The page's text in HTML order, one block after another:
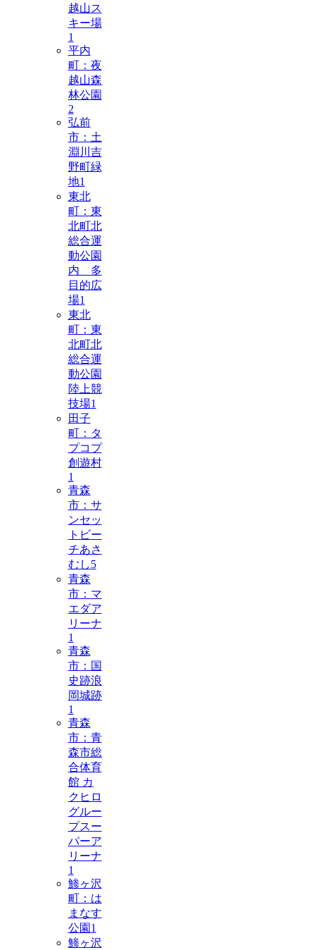
越山ス
キー場
1
平内
町：夜
越山森
林公園
2
弘前
市：土
淵川吉
野町緑
地1
東北
町：東
北町北
総合運
動公園
内 多
目的広
場1
東北
町：東
北町北
総合運
動公園
陸上競
技場1
田子
町：タ
プコプ
創遊村
1
青森
市：サ
ンセッ
トビー
チあさ
むし5
青森
市：マ
エダア
リーナ
1
青森
市：国
史跡浪
岡城跡
1
青森
市：青
森市総
合体育
館 カ
クヒロ
グルー
プスー
パーア
リーナ
1
鯵ヶ沢
町：は
まなす
公園 1
鯵ヶ沢